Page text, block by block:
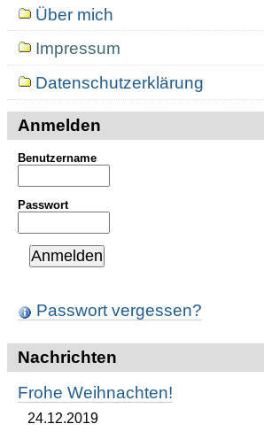
Über mich
Impressum
Datenschutzerklärung
Anmelden
Benutzername
Passwort
Passwort vergessen?
Nachrichten
Frohe Weihnachten!
24.12.2019